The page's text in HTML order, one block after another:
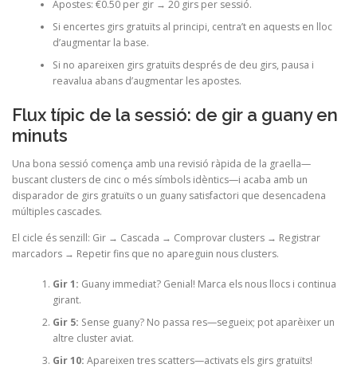
Apostes: €0.50 per gir → 20 girs per sessió.
Si encertes girs gratuïts al principi, centra’t en aquests en lloc
d’augmentar la base.
Si no apareixen girs gratuïts després de deu girs, pausa i
reavalua abans d’augmentar les apostes.
Flux típic de la sessió: de gir a guany en
minuts
Una bona sessió comença amb una revisió ràpida de la graella—
buscant clusters de cinc o més símbols idèntics—i acaba amb un
disparador de girs gratuïts o un guany satisfactori que desencadena
múltiples cascades.
El cicle és senzill: Gir → Cascada → Comprovar clusters → Registrar
marcadors → Repetir fins que no apareguin nous clusters.
Gir 1: Guany immediat? Genial! Marca els nous llocs i continua
girant.
Gir 5: Sense guany? No passa res—segueix; pot aparèixer un
altre cluster aviat.
Gir 10: Apareixen tres scatters—activats els girs gratuïts!